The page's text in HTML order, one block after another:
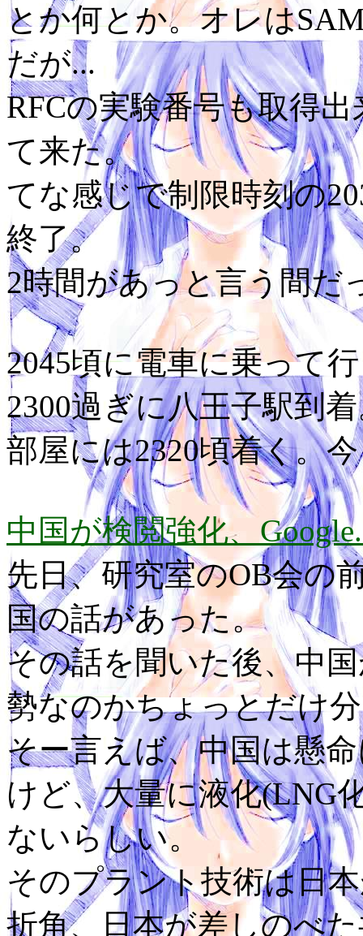
とか何とか。オレは
だが...
RFCの実験番号も取得
て来た。
てな感じで制限時刻の
終了。
2時間があっと言う間だ
2045頃に電車に乗って
2300過ぎに八王子駅到
部屋には2320頃着く。
中国が検閲強化、
先日、研究室のOB会の
国の話があった。
その話を聞いた後、中
勢なのかちょっとだけ
そー言えば、中国は懸
けど、大量に液化(LNG
ないらしい。
そのプラント技術は日
折角、日本が差しのべ